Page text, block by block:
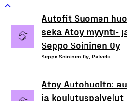
Autofit Suomen
sekä Atoy myynti-
Seppo Soininen Oy
Seppo Soininen Oy, Palvelu
Atoy Autohuolto:
ja koulutuspalvelut